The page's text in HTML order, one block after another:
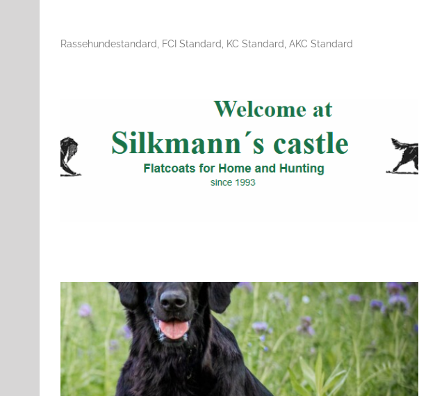
Rassehundestandard, FCI Standard, KC Standard, AKC Standard
Gruppe 8 Gruppe 8-Sektion 1
Gruppe 8-Sektion 1 Züchter Flatcoated Retriever
Gruppe 8-Sektion 1-Flatcoated Retriever
Landesgruppe Retriever
Rassehunde
Standard Rassehunde von A bis Z Rassehundezüchter